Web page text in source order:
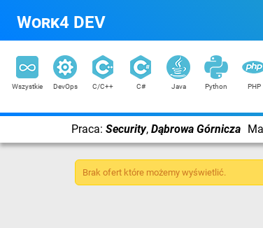
Work4 DEV
Wszystkie DevOps C/C++ C# Java Python PHP
Praca: Security, Dąbrowa Górnicza
Brak ofert które możemy wyświetlić.